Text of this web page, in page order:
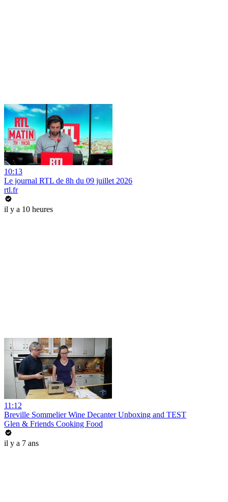
10:13
Le journal RTL de 8h du 09 juillet 2026
rtl.fr
il y a 10 heures
11:12
Breville Sommelier Wine Decanter Unboxing and TEST
Glen & Friends Cooking Food
il y a 7 ans